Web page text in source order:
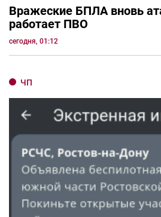
Вражеские БПЛА вновь
работает ПВО
сегодня, 01:12
ЧП